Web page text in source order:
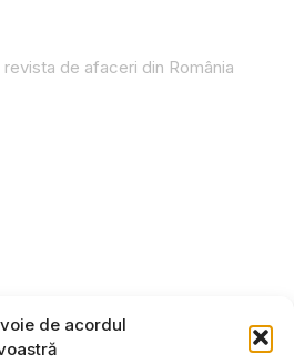
de acordul
de afaceri din România